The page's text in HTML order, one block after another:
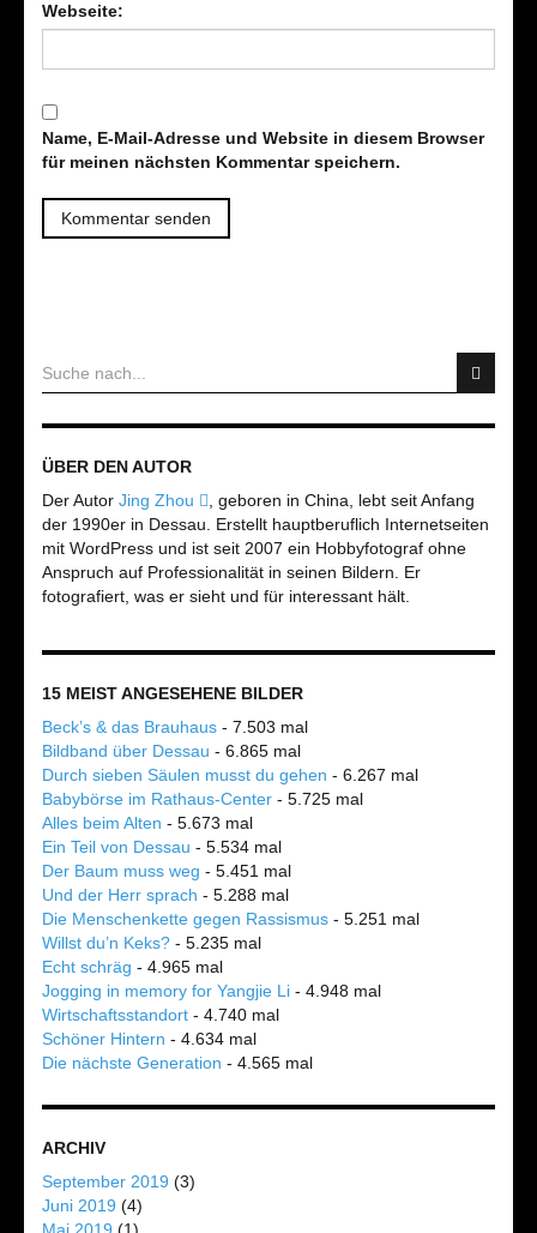
Webseite:
Name, E-Mail-Adresse und Website in diesem Browser
für meinen nächsten Kommentar speichern.
ÜBER DEN AUTOR
Der Autor Jing Zhou
, geboren in China, lebt seit Anfang
der 1990er in Dessau. Erstellt hauptberuflich Internetseiten
mit WordPress und ist seit 2007 ein Hobbyfotograf ohne
Anspruch auf Professionalität in seinen Bildern. Er
fotografiert, was er sieht und für interessant hält.
15 MEIST ANGESEHENE BILDER
Beck’s & das Brauhaus - 7.503 mal
Bildband über Dessau - 6.865 mal
Durch sieben Säulen musst du gehen - 6.267 mal
Babybörse im Rathaus-Center - 5.725 mal
Alles beim Alten - 5.673 mal
Ein Teil von Dessau - 5.534 mal
Der Baum muss weg - 5.451 mal
Und der Herr sprach - 5.288 mal
Die Menschenkette gegen Rassismus - 5.251 mal
Willst du’n Keks? - 5.235 mal
Echt schräg - 4.965 mal
Jogging in memory for Yangjie Li - 4.948 mal
Wirtschaftsstandort - 4.740 mal
Schöner Hintern - 4.634 mal
Die nächste Generation - 4.565 mal
ARCHIV
September 2019 (3)
Juni 2019 (4)